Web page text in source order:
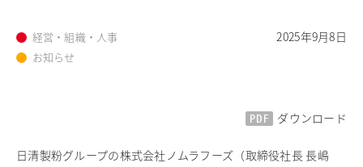
商品情報
IR情報
サステナビリティ
経営・組織・人事
お知らせ
2025年9月8日
PDF ダウンロード
日清製粉グループの株式会社ノムラフーズ（取締役社長 長嶋